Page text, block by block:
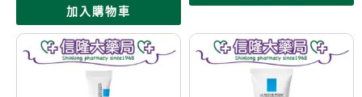
加入購物車